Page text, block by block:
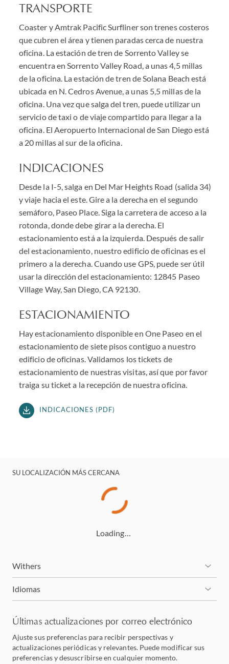
TRANSPORTE
Coaster y Amtrak Pacific Surfliner son trenes costeros
que cubren el área y tienen paradas cerca de nuestra
oficina. La estación de tren de Sorrento Valley se
encuentra en Sorrento Valley Road, a unas 4,5 millas
de la oficina. La estación de tren de Solana Beach está
ubicada en N. Cedros Avenue, a unas 5,5 millas de la
oficina. Una vez que salga del tren, puede utilizar un
servicio de taxi o de viaje compartido para llegar a la
oficina. El Aeropuerto Internacional de San Diego está
a 20 millas al sur de la oficina.
INDICACIONES
Desde la I-5, salga en Del Mar Heights Road (salida 34)
y viaje hacia el este. Gire a la derecha en el segundo
semáforo, Paseo Place. Siga la carretera de acceso a la
rotonda, donde debe girar a la derecha. El
estacionamiento está a la izquierda. Después de salir
del estacionamiento, nuestro edificio de oficinas es el
primero a la derecha. Cuando use GPS, puede ser útil
usar la dirección del estacionamiento: 12845 Paseo
Village Way, San Diego, CA 92130.
ESTACIONAMIENTO
Hay estacionamiento disponible en One Paseo en el
estacionamiento de siete pisos contiguo a nuestro
edificio de oficinas. Validamos los tickets de
estacionamiento de nuestras visitas, así que por favor
traiga su ticket a la recepción de nuestra oficina.
INDICACIONES (PDF)
SU LOCALIZACIÓN MÁS CERCANA
Loading…
Withers
Idiomas
Últimas actualizaciones por correo electrónico
Ajuste sus preferencias para recibir perspectivas y
actualizaciones periódicas y relevantes. Puede modificar sus
preferencias y desuscribirse en cualquier momento.